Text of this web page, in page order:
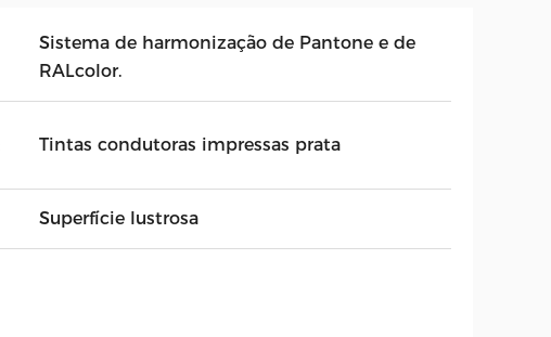
Sistema de harmonização de Pantone e de
RALcolor.
Tintas condutoras impressas prata
Superfície lustrosa